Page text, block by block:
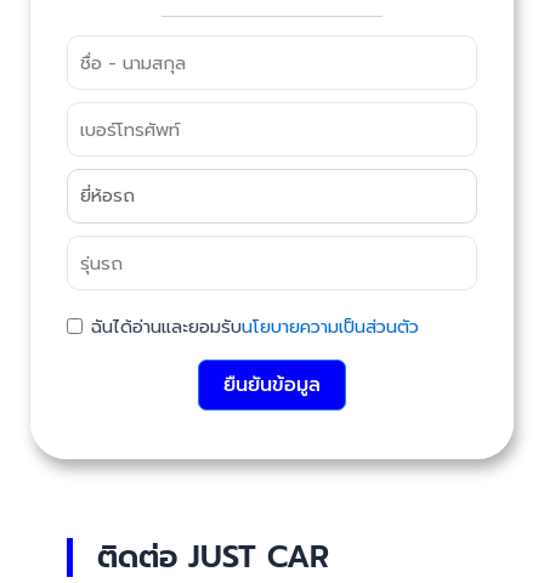
ฉันได้อ่านและยอมรับนโยบายความเป็นส่วนตัว
ยืนยันข้อมูล
ติดต่อ JUST CAR